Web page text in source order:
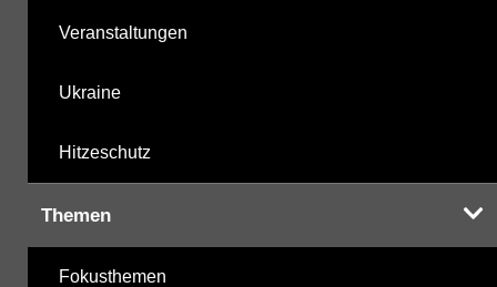
Veranstaltungen
Ukraine
Hitzeschutz
Themen
Fokusthemen